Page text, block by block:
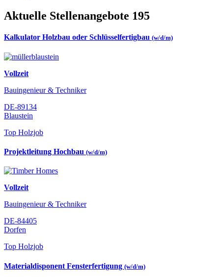
Aktuelle Stellenangebote 195
Kalkulator Holzbau oder Schlüsselfertigbau (w/d/m)
Vollzeit
Bauingenieur & Techniker
DE-89134
Blaustein
Top Holzjob
Projektleitung Hochbau (w/d/m)
Vollzeit
Bauingenieur & Techniker
DE-84405
Dorfen
Top Holzjob
Materialdisponent Fensterfertigung (w/d/m)